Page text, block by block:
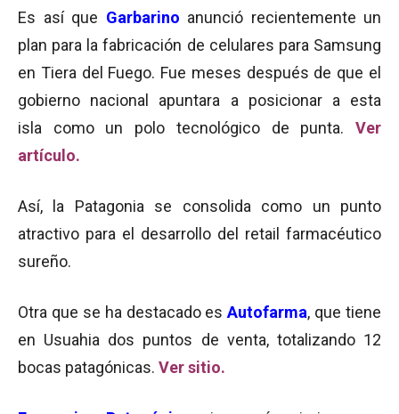
Es así que Garbarino anunció recientemente un
plan para la fabricación de celulares para Samsung
en Tiera del Fuego. Fue meses después de que el
gobierno nacional apuntara a posicionar a esta
isla como un polo tecnológico de punta. Ver
artículo.
Así, la Patagonia se consolida como un punto
atractivo para el desarrollo del retail farmacéutico
sureño.
Otra que se ha destacado esAutofarma, que tiene
en Usuahia dos puntos de venta, totalizando 12
bocas patagónicas. Ver sitio.